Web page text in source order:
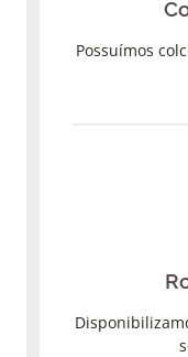
Possuímos